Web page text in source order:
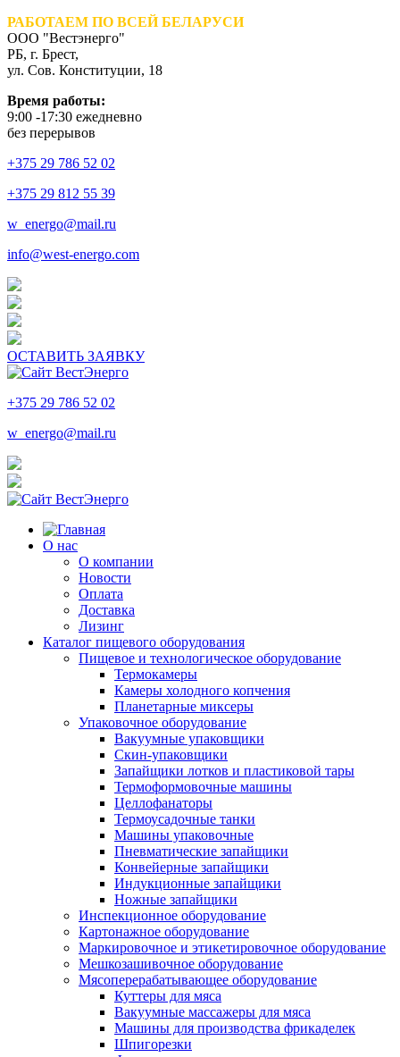
РАБОТАЕМ ПО ВСЕЙ БЕЛАРУСИ
ООО "Вестэнерго"
РБ, г. Брест,
ул. Сов. Конституции, 18
Время работы:
9:00 -17:30 ежедневно
без перерывов
+375 29 786 52 02
+375 29 812 55 39
w_energo@mail.ru
info@west-energo.com
ОСТАВИТЬ ЗАЯВКУ
+375 29 786 52 02
w_energo@mail.ru
О нас
О компании
Новости
Оплата
Доставка
Лизинг
Каталог пищевого оборудования
Пищевое и технологическое оборудование
Термокамеры
Камеры холодного копчения
Планетарные миксеры
Упаковочное оборудование
Вакуумные упаковщики
Скин-упаковщики
Запайщики лотков и пластиковой тары
Термоформовочные машины
Целлофанаторы
Термоусадочные танки
Машины упаковочные
Пневматические запайщики
Конвейерные запайщики
Индукционные запайщики
Ножные запайщики
Инспекционное оборудование
Картонажное оборудование
Маркировочное и этикетировочное оборудование
Мешкозашивочное оборудование
Мясоперерабатывающее оборудование
Куттеры для мяса
Вакуумные массажеры для мяса
Машины для производства фрикаделек
Шпигорезки